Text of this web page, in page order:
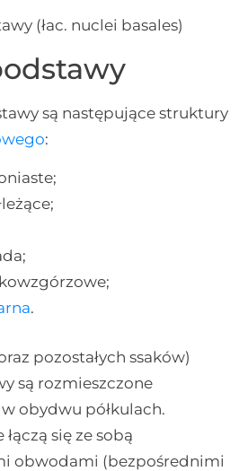
są następujące struktury
:
.
pozostałych ssaków)
są rozmieszczone
obydwu półkulach.
się ze sobą
obwodami (bezpośrednimi